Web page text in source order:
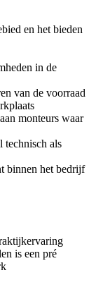
en het bieden
in de
van de voorraad
monteurs waar
technisch als
binnen het bedrijf
is een pré